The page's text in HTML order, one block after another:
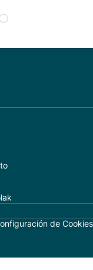
de Cookies